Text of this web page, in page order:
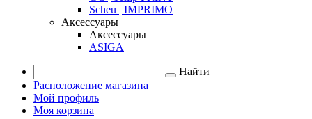
Scheu | IMPRIMO
Аксессуары
Аксессуары
ASIGA
Найти
Расположение магазина
Мой профиль
Моя корзина